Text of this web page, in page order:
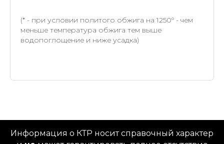
(* - при условии политого обжига на 1250° - чем
меньше температура обжига тем выше
водопоглощение и ниже усадка)
Информация о КТР носит справочный характер